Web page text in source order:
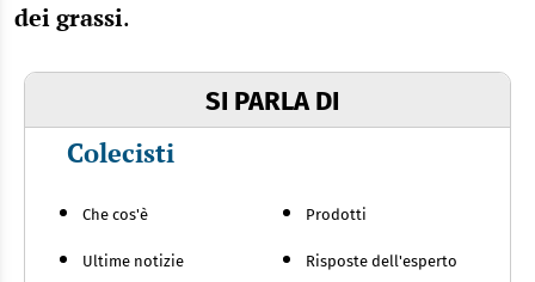
dei grassi.
SI PARLA DI
Colecisti
Che cos'è
Ultime notizie
Prodotti
Risposte dell'esperto